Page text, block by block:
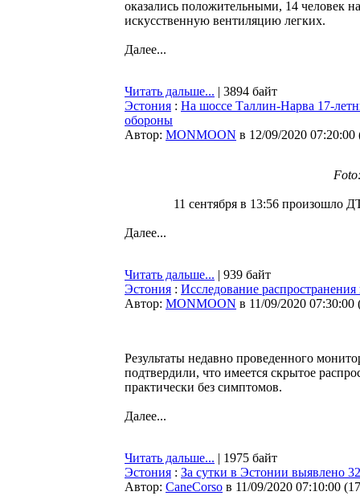
оказались положительными, 14 человек
искусственную вентиляцию легких.
Далее...
Читать дальше... | 3894 байт
Эстония : На шоссе Таллин-Нарва 17-
обороны
Автор: MONMOON в 12/09/2020 07:20:00
11 сентября в 13:56 произошло
Далее...
Читать дальше... | 939 байт
Эстония : Исследование
Автор: MONMOON в 11/09/2020 07:30:00
Результаты недавно проведенного
подтвердили, что имеется скрытое
практически без симптомов.
Далее...
Читать дальше... | 1975 байт
Эстония : За сутки в Эстонии выявлено
Автор: CaneCorso в 11/09/2020 07:10:00 (